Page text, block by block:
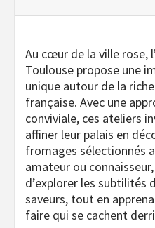
Au cœur de la ville rose,
Toulouse propose une
unique autour de la
française. Avec une
conviviale, ces ateliers
affiner leur palais en
fromages sélectionnés
amateur ou connaisseur,
d’explorer les subtilités
saveurs, tout en
faire qui se cachent